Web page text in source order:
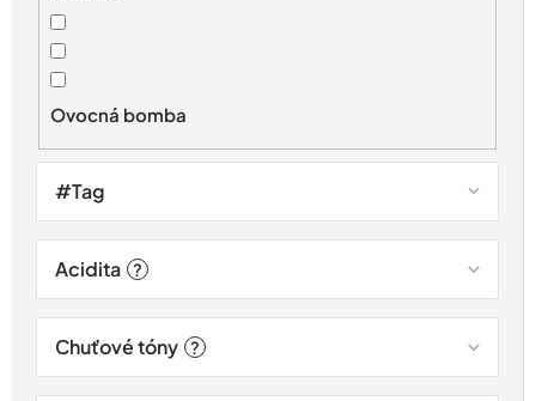
Ovocná bomba
#Tag
Acidita ?
Chuťové tóny ?